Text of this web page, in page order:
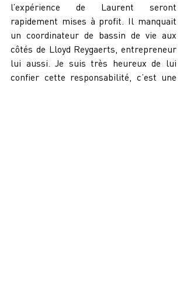
l’expérience de Laurent seront
rapidement mises à profit. Il manquait
un coordinateur de bassin de vie aux
côtés de Lloyd Reygaerts, entrepreneur
lui aussi. Je suis très heureux de lui
confier cette responsabilité, c’est une